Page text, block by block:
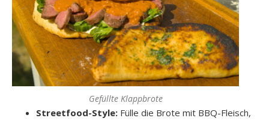
Gefüllte Klappbrote
Streetfood-Style: Fülle die Brote mit BBQ-Fleisch,